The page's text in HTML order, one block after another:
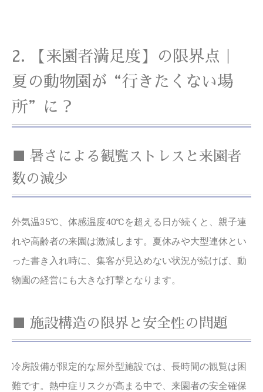
2. 【来園者満足度】の限界点｜
夏の動物園が“行きたくない場
所”に？
■ 暑さによる観覧ストレスと来園者
数の減少
外気温35℃、体感温度40℃を超える日が続くと、親子連
れや高齢者の来園は激減します。夏休みや大型連休とい
った書き入れ時に、集客が見込めない状況が続けば、動
物園の経営にも大きな打撃となります。
■ 施設構造の限界と安全性の問題
冷房設備が限定的な屋外型施設では、長時間の観覧は困
難です。熱中症リスクが高まる中で、来園者の安全確保